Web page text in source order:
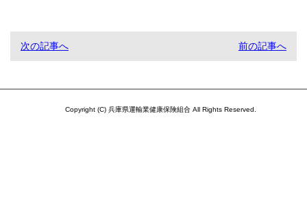
次の記事へ 前の記事へ
Copyright (C) 兵庫県運輸業健康保険組合 All Rights Reserved.